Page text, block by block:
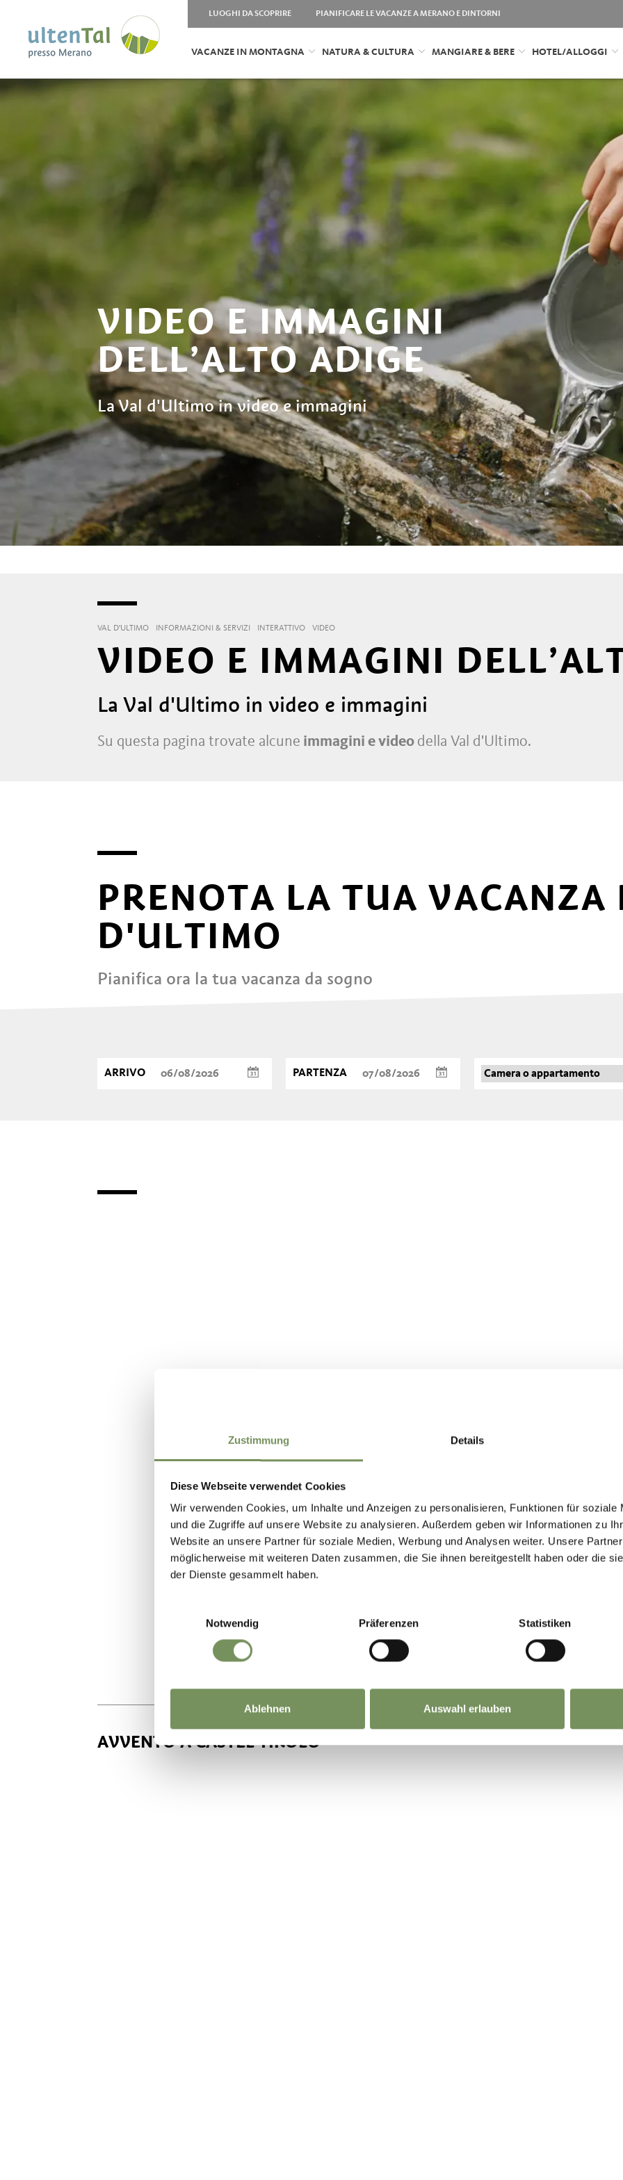
Zustimmung Details
Diese Webseite verwendet Cookies
Wir verwenden Cookies, um Inhalte und Anzeigen zu personalisieren, Funktionen für soziale
und die Zugriffe auf unsere Website zu analysieren. Außerdem geben wir Informationen zu
Website an unsere Partner für soziale Medien, Werbung und Analysen weiter. Unsere
möglicherweise mit weiteren Daten zusammen, die Sie ihnen bereitgestellt haben oder die
der Dienste gesammelt haben.
Notwendig
Präferenzen Statistiken
Ablehnen Auswahl erlauben
LUOGHI DA SCOPRIRE PIANIFICARE LE VACANZE A MERANO E DINTORNI
VACANZE IN MONTAGNA NATURA & CULTURA MANGIARE & BERE HOTEL/ALLOGGI
VIDEO E IMMAGINI
DELL’ALTO ADIGE
La Val d'Ultimo in video e immagini
VAL D'ULTIMO INFORMAZIONI & SERVIZI INTERATTIVO VIDEO
VIDEO E IMMAGINI
La Val d'Ultimo in video e immagini
Su questa pagina trovate alcune immagini e video della Val d'Ultimo.
PRENOTA LA TUA VACANZA
D'ULTIMO
Pianifica ora la tua vacanza da sogno
ARRIVO PARTENZA
AVVENTO A CASTEL TIROLO